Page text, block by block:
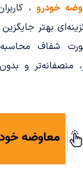
خودرو ،
بهتر
شفاف محاسبه
منصفانه‌تر و